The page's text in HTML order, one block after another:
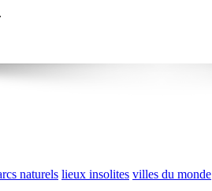
naturels lieux insolites villes du monde